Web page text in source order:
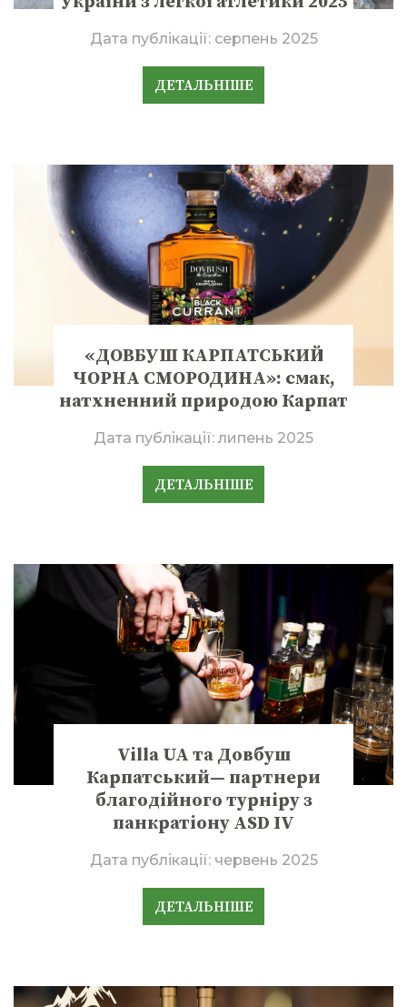
Дата публікації: серпень 2025
ДЕТАЛЬНІШЕ
«ДОВБУШ КАРПАТСЬКИЙ
ЧОРНА СМОРОДИНА»: смак,
натхненний природою Карпат
Дата публікації: липень 2025
ДЕТАЛЬНІШЕ
Villa UA та Довбуш
Карпатський— партнери
благодійного турніру з
панкратіону ASD IV
Дата публікації: червень 2025
ДЕТАЛЬНІШЕ